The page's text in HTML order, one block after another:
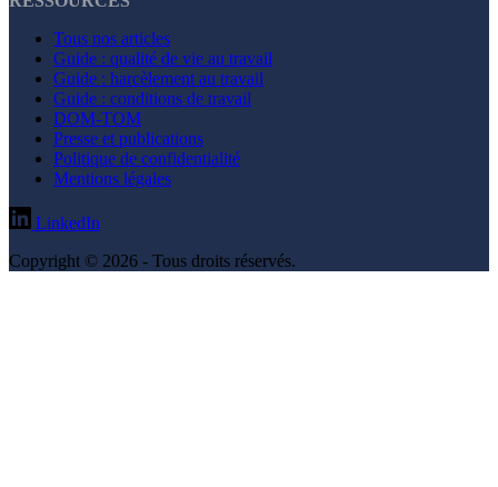
Tous nos articles
Guide : qualité de vie au travail
Guide : harcèlement au travail
Guide : conditions de travail
DOM-TOM
Presse et publications
Politique de confidentialité
Mentions légales
LinkedIn
Copyright © 2026 - Tous droits réservés.